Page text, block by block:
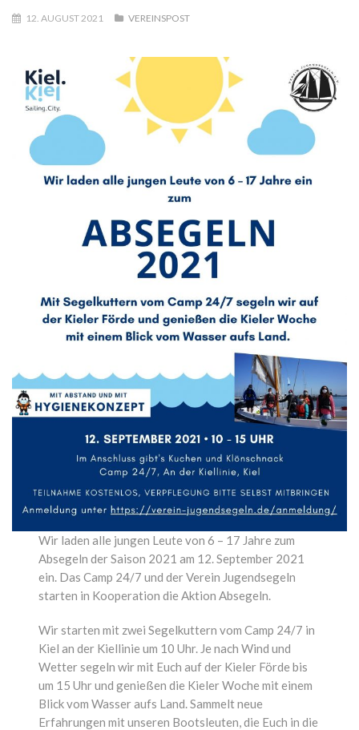
12. AUGUST 2021 VEREINSPOST
Wir laden alle jungen Leute von 6 – 17 Jahre zum
Absegeln der Saison 2021 am 12. September 2021
ein. Das Camp 24/7 und der Verein Jugendsegeln
starten in Kooperation die Aktion Absegeln.
Wir starten mit zwei Segelkuttern vom Camp 24/7 in
Kiel an der Kiellinie um 10 Uhr. Je nach Wind und
Wetter segeln wir mit Euch auf der Kieler Förde bis
um 15 Uhr und genießen die Kieler Woche mit einem
Blick vom Wasser aufs Land. Sammelt neue
Erfahrungen mit unseren Bootsleuten, die Euch in die